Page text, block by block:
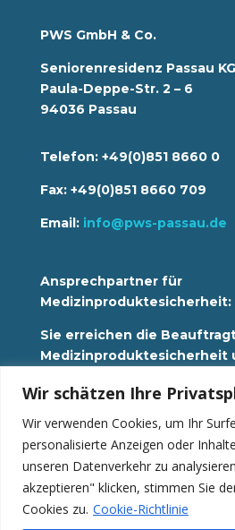
Wir schätzen Ihre
Wir verwenden Cookies, um Ihr
personalisierte Anzeigen oder
unseren Datenverkehr zu
akzeptieren" klicken, stimmen Sie
Cookies zu. Cookie-Richtlinie
PWS GmbH & Co.
Seniorenresidenz Passau KG
Paula-Deppe-Str. 2 – 6
94036 Passau
Telefon: +49(0)851 8660 0
Fax: +49(0)851 8660 709
Email: info@pws-passau.de
Ansprechpartner für
Medizinproduktesicherheit:
Sie erreichen die
Medizinproduktesicherheit
Datenschutz
Impressum
Hinweisgebersystem
News